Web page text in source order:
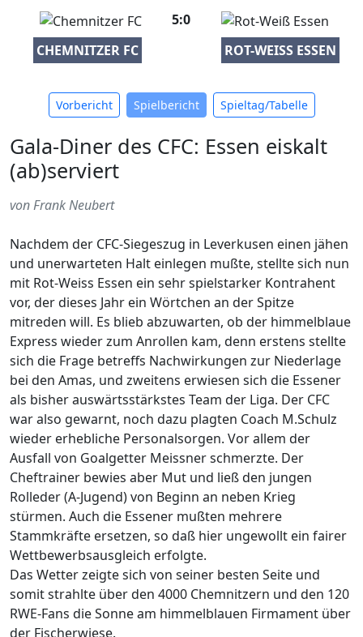
CHEMNITZER FC
5:0
ROT-WEISS ESSEN
Vorbericht Spielbericht Spieltag/Tabelle
Gala-Diner des CFC: Essen eiskalt
(ab)serviert
von Frank Neubert
Nachdem der CFC-Siegeszug in Leverkusen einen jähen
und unerwarteten Halt einlegen mußte, stellte sich nun
mit Rot-Weiss Essen ein sehr spielstarker Kontrahent
vor, der dieses Jahr ein Wörtchen an der Spitze
mitreden will. Es blieb abzuwarten, ob der himmelblaue
Express wieder zum Anrollen kam, denn erstens stellte
sich die Frage betreffs Nachwirkungen zur Niederlage
bei den Amas, und zweitens erwiesen sich die Essener
als bisher auswärtsstärkstes Team der Liga. Der CFC
war also gewarnt, noch dazu plagten Coach M.Schulz
wieder erhebliche Personalsorgen. Vor allem der
Ausfall von Goalgetter Meissner schmerzte. Der
Cheftrainer bewies aber Mut und ließ den jungen
Rolleder (A-Jugend) von Beginn an neben Krieg
stürmen. Auch die Essener mußten mehrere
Stammkräfte ersetzen, so daß hier ungewollt ein fairer
Wettbewerbsausgleich erfolgte.
Das Wetter zeigte sich von seiner besten Seite und
somit strahlte über den 4000 Chemnitzern und den 120
RWE-Fans die Sonne am himmelblauen Firmament über
der Fischerwiese.